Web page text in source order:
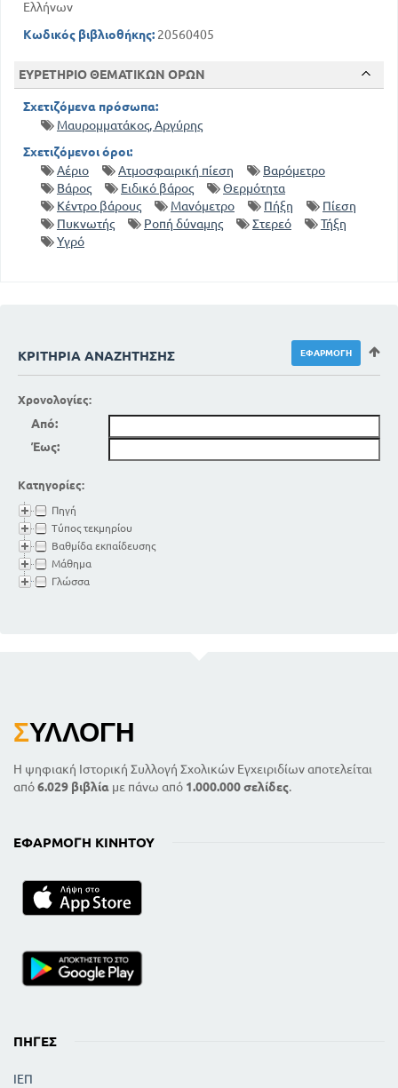
Ελλήνων
Κωδικός βιβλιοθήκης: 20560405
ΕΥΡΕΤΗΡΙΟ ΘΕΜΑΤΙΚΩΝ ΟΡΩΝ
Σχετιζόμενα πρόσωπα:
Μαυρομματάκος, Αργύρης
Σχετιζόμενοι όροι:
Αέριο
Ατμοσφαιρική πίεση
Βαρόμετρο
Βάρος
Ειδικό βάρος
Θερμότητα
Κέντρο βάρους
Μανόμετρο Πήξη
Πίεση
Πυκνωτής
Ροπή δύναμης Στερεό
Τήξη
Υγρό
ΚΡΙΤΉΡΙΑ ΑΝΑΖΉΤΗΣΗΣ
Χρονολογίες:
Από:
Έως:
Κατηγορίες:
Πηγή
Τύπος τεκμηρίου
Βαθμίδα εκπαίδευσης
Μάθημα
Γλώσσα
ΣΥΛΛΟΓΉ
Η ψηφιακή Ιστορική Συλλογή Σχολικών Εγχειριδίων αποτελείται
από6.029 βιβλία με πάνω από 1.000.000 σελίδες.
ΕΦΑΡΜΟΓΉ ΚΙΝΗΤΟΎ
ΠΗΓΈΣ
ΙΕΠ